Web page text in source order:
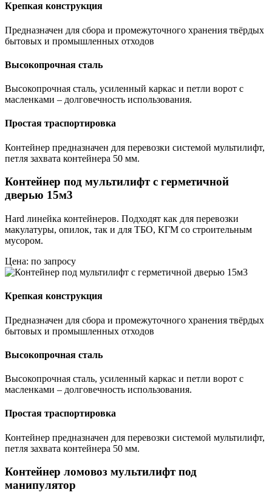
Крепкая конструкция
Предназначен для сбора и промежуточного хранения твёрдых
бытовых и промышленных отходов
Высокопрочная сталь
Высокопрочная сталь, усиленный каркас и петли ворот с
масленками – долговечность использования.
Простая траспортировка
Контейнер предназначен для перевозки системой мультилифт,
петля захвата контейнера 50 мм.
Контейнер под мультилифт с герметичной
дверью 15м3
Hard линейка контейнеров. Подходят как для перевозки
макулатуры, опилок, так и для ТБО, КГМ со строительным
мусором.
Цена: по запросу
Крепкая конструкция
Предназначен для сбора и промежуточного хранения твёрдых
бытовых и промышленных отходов
Высокопрочная сталь
Высокопрочная сталь, усиленный каркас и петли ворот с
масленками – долговечность использования.
Простая траспортировка
Контейнер предназначен для перевозки системой мультилифт,
петля захвата контейнера 50 мм.
Контейнер ломовоз мультилифт под
манипулятор